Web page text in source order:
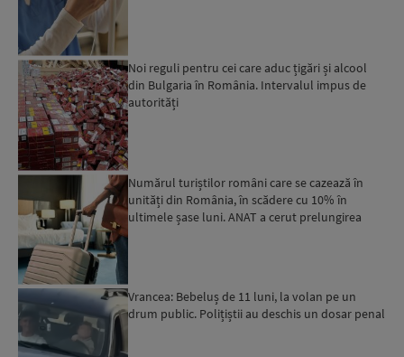
Noi reguli pentru cei care aduc țigări și alcool
din Bulgaria în România. Intervalul impus de
autorități
Numărul turiștilor români care se cazează în
unități din România, în scădere cu 10% în
ultimele șase luni. ANAT a cerut prelungirea
Vrancea: Bebeluș de 11 luni, la volan pe un
drum public. Polițiștii au deschis un dosar penal